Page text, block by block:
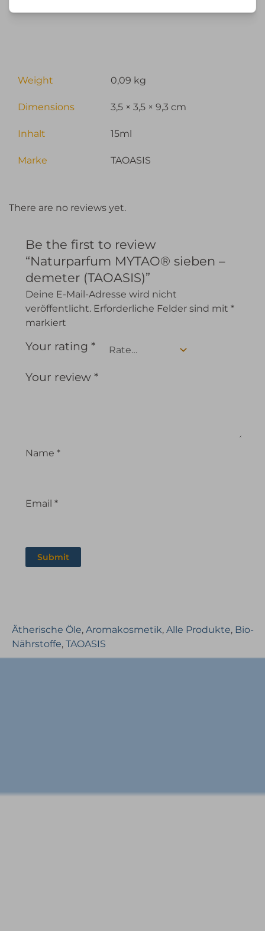
Weight 0,09 kg
Dimensions 3,5 × 3,5 × 9,3 cm
Inhalt 15ml
Marke TAOASIS
There are no reviews yet.
Be the first to review
“Naturparfum MYTAO® sieben –
demeter (TAOASIS)”
Deine E-Mail-Adresse wird nicht
veröffentlicht. Erforderliche Felder sind mit *
markiert
Your rating *
Your review *
Name *
Email *
Ätherische Öle, Aromakosmetik, Alle Produkte, Bio-
Nährstoffe, TAOASIS